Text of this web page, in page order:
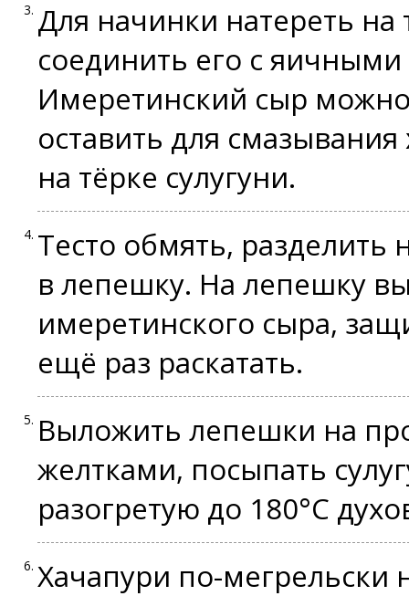
Для начинки натереть
соединить его с
Имеретинский сыр
оставить для
на тёрке сулугуни.
Тесто обмять, разделить
в лепешку. На лепешку
имеретинского сыра,
ещё раз раскатать.
Выложить лепешки на
желтками, посыпать
разогретую до 180°С
Хачапури по-мегрельски